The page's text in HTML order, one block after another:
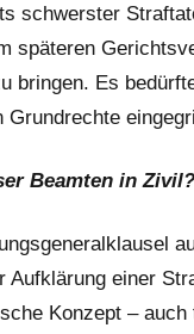
schwerster
späteren
bringen. Es
Beamten in Zivil?
einer
Konzept –